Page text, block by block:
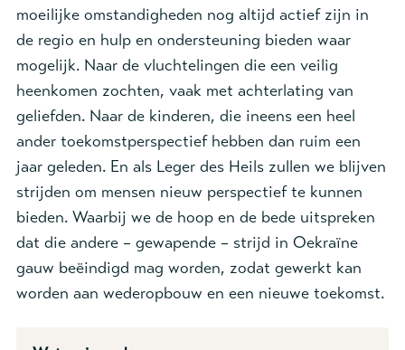
moeilijke omstandigheden nog altijd actief zijn in
de regio en hulp en ondersteuning bieden waar
mogelijk. Naar de vluchtelingen die een veilig
heenkomen zochten, vaak met achterlating van
geliefden. Naar de kinderen, die ineens een heel
ander toekomstperspectief hebben dan ruim een
jaar geleden. En als Leger des Heils zullen we blijven
strijden om mensen nieuw perspectief te kunnen
bieden. Waarbij we de hoop en de bede uitspreken
dat die andere – gewapende – strijd in Oekraïne
gauw beëindigd mag worden, zodat gewerkt kan
worden aan wederopbouw en een nieuwe toekomst.